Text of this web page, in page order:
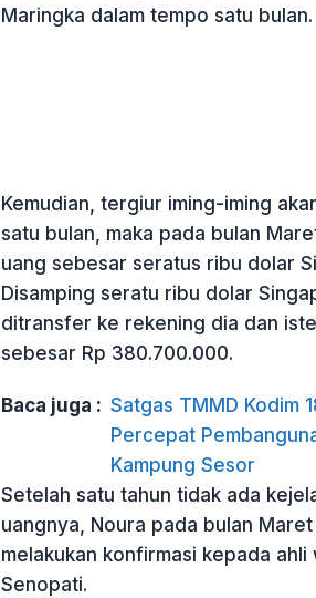
Maringka dalam tempo satu bulan.
Kemudian, tergiur iming-iming
satu bulan, maka pada bulan
uang sebesar seratus ribu dolar
Disamping seratu ribu dolar
ditransfer ke rekening dia dan
sebesar Rp 380.700.000.
Baca juga : Satgas TMMD Kodim
Percepat
Kampung Sesor
Setelah satu tahun tidak ada
uangnya, Noura pada bulan
melakukan konfirmasi kepada ahli
Senopati.